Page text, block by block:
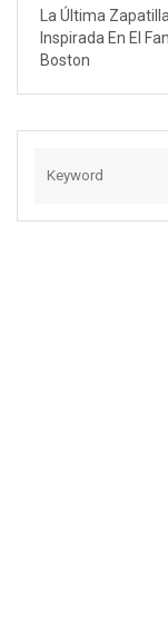
La Última
Inspirada En El
Boston